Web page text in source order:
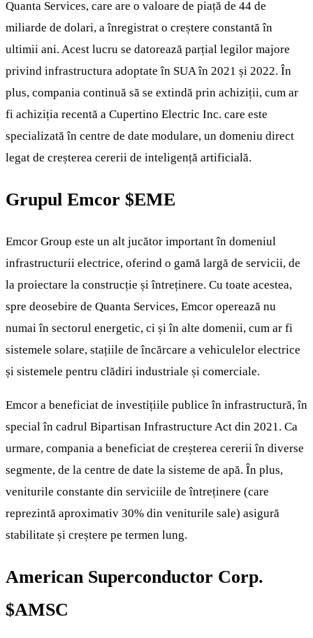
Quanta Services, care are o valoare de piață de 44 de
miliarde de dolari, a înregistrat o creștere constantă în
ultimii ani. Acest lucru se datorează parțial legilor majore
privind infrastructura adoptate în SUA în 2021 și 2022. În
plus, compania continuă să se extindă prin achiziții, cum ar
fi achiziția recentă a Cupertino Electric Inc. care este
specializată în centre de date modulare, un domeniu direct
legat de creșterea cererii de inteligență artificială.
Grupul Emcor $EME
Emcor Group este un alt jucător important în domeniul
infrastructurii electrice, oferind o gamă largă de servicii, de
la proiectare la construcție și întreținere. Cu toate acestea,
spre deosebire de Quanta Services, Emcor operează nu
numai în sectorul energetic, ci și în alte domenii, cum ar fi
sistemele solare, stațiile de încărcare a vehiculelor electrice
și sistemele pentru clădiri industriale și comerciale.
Emcor a beneficiat de investițiile publice în infrastructură, în
special în cadrul Bipartisan Infrastructure Act din 2021. Ca
urmare, compania a beneficiat de creșterea cererii în diverse
segmente, de la centre de date la sisteme de apă. În plus,
veniturile constante din serviciile de întreținere (care
reprezintă aproximativ 30% din veniturile sale) asigură
stabilitate și creștere pe termen lung.
American Superconductor Corp.
$AMSC